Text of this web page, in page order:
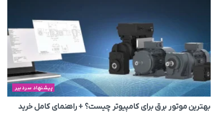
پیشنهاد سردبیر
بهترین موتور برق برای کامپیوتر چیست؟ + راهنمای کامل خرید